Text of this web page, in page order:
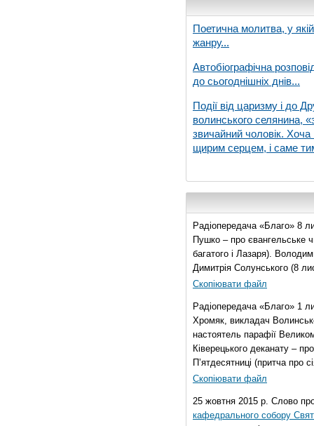
Поетична молитва, у
жанру...
Автобіографічна
до сьогоднішніх днів...
Події від царизму і до
волинського селянина,
звичайний чоловік. Хоча
щирим серцем, і саме
Радіопередача «Благо» 8
Пушко – про євангельське
багатого і Лазаря).
Димитрія Солунського (8
Скопіювати файл
Радіопередача «Благо» 1
Хромяк, викладач
настоятель парафії
Ківерецького деканату –
П’ятдесятниці (притча про
Скопіювати файл
25 жовтня 2015 р. Слово
кафедрального собору